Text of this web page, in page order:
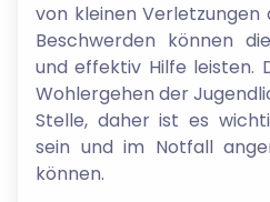
von kleinen Verletzungen
Beschwerden können
und effektiv Hilfe leisten.
Wohlergehen der
Stelle, daher ist es
sein und im Notfall
können.